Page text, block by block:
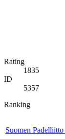
Rating
1835
ID
5357
Ranking
Suomen